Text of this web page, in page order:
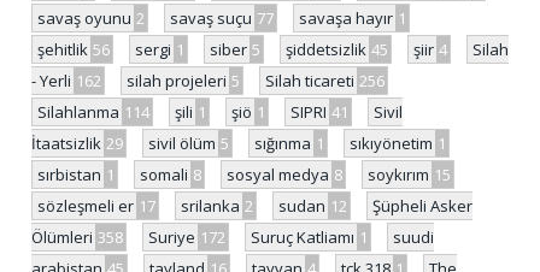
savaş oyunu 2 savaş suçu 77 savaşa hayır 1
şehitlik 56 sergi 1 siber 5 şiddetsizlik 45 şiir 4
Silah
- Yerli 162 silah projeleri 5 Silah ticareti 256
Silahlanma 114 şili 1 şiö 1 SIPRI 41
Sivil
İtaatsizlik 29 sivil ölüm 5 sığınma 1 sıkıyönetim 1
sırbistan 1 somali 8 sosyal medya 8 soykırım 15
sözleşmeli er 17 srilanka 2 sudan 12
Şüpheli Asker
Ölümleri 358 Suriye 172 Suruç Katliamı 1
suudi